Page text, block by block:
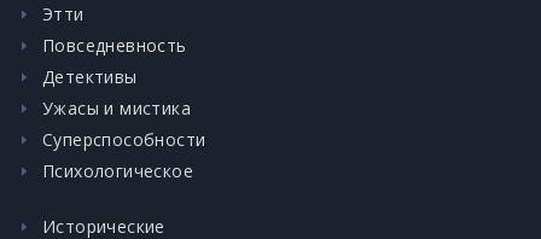
Этти
Повседневность
Детективы
Ужасы и мистика
Суперспособности
Психологическое
Исторические